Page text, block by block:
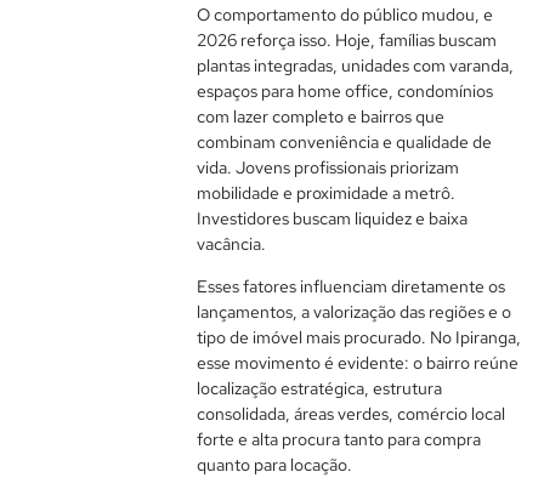
O comportamento do público mudou, e
2026 reforça isso. Hoje, famílias buscam
plantas integradas, unidades com varanda,
espaços para home office, condomínios
com lazer completo e bairros que
combinam conveniência e qualidade de
vida. Jovens profissionais priorizam
mobilidade e proximidade a metrô.
Investidores buscam liquidez e baixa
vacância.
Esses fatores influenciam diretamente os
lançamentos, a valorização das regiões e o
tipo de imóvel mais procurado. No Ipiranga,
esse movimento é evidente: o bairro reúne
localização estratégica, estrutura
consolidada, áreas verdes, comércio local
forte e alta procura tanto para compra
quanto para locação.